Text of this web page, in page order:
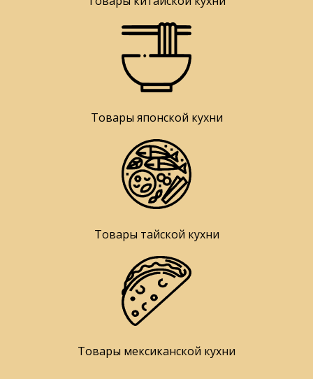
Товары японской кухни
Товары тайской кухни
Товары мексиканской кухни